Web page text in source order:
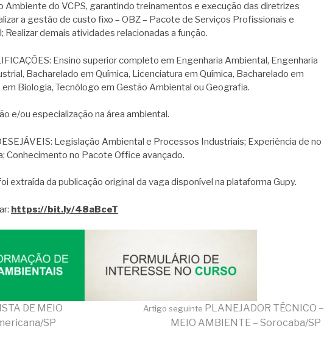
Ambiente do VCPS, garantindo treinamentos e execução das diretrizes
a gestão de custo fixo – OBZ – Pacote de Serviços Profissionais e
Realizar demais atividades relacionadas a função.
Ensino superior completo em Engenharia Ambiental, Engenharia
Bacharelado em Química, Licenciatura em Química, Bacharelado em
Biologia, Tecnólogo em Gestão Ambiental ou Geografia.
e/ou especialização na área ambiental.
Legislação Ambiental e Processos Industriais; Experiência de no
Conhecimento no Pacote Office avançado.
extraída da publicação original da vaga disponível na plataforma Gupy.
https://bit.ly/48aBceT
DE MEIO
SP
Artigo seguinte PLANEJADOR TÉCNICO –
MEIO AMBIENTE – Sorocaba/SP